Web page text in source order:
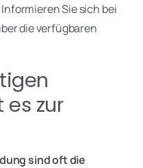
Sie sich bei
die verfügbaren
zur
sind oft die